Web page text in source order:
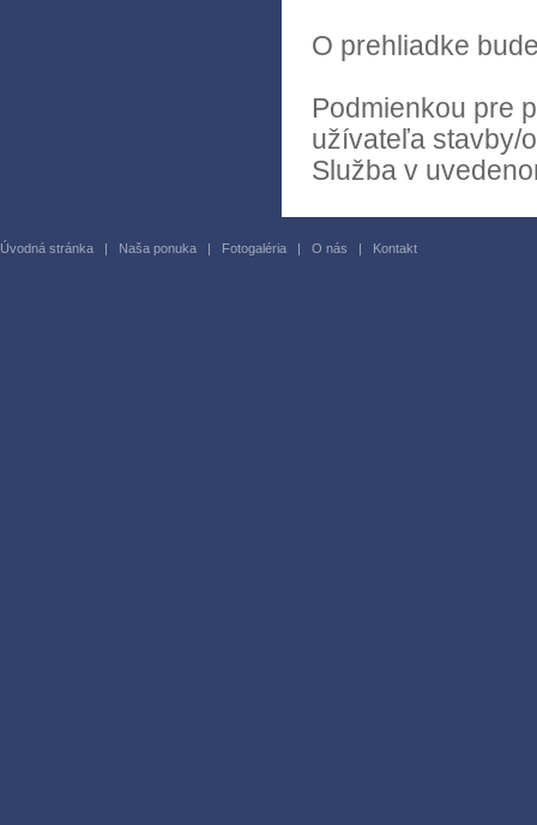
O prehliadke
Podmienkou pre
užívateľa stavby/
Služba v
Úvodná stránka | Naša ponuka | Fotogaléria | O nás | Kontakt